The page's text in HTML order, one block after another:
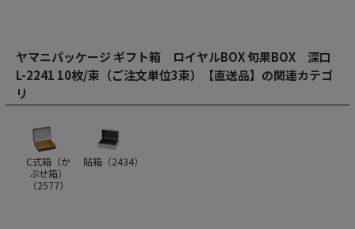
ヤマニパッケージ ギフト箱 ロイヤルBOX 旬果BOX 深口
L-2241 10枚/束（ご注文単位3束）【直送品】の関連カテゴ
リ
C式箱（か
ぶせ箱）
（2577）
貼箱（2434）